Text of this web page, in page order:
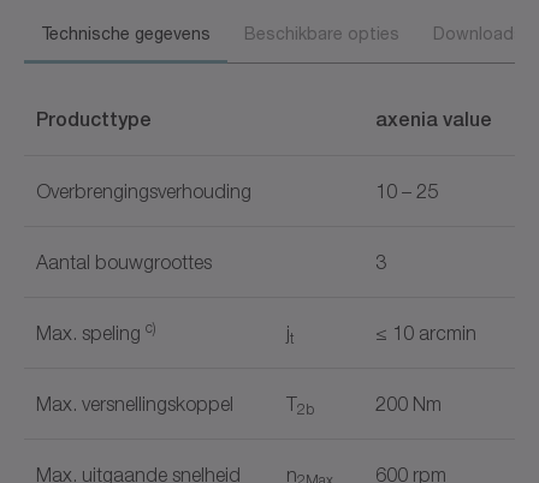
Technische gegevens Beschikbare opties Downloads
Producttype axenia value
Overbrengingsverhouding 10 – 25
Aantal bouwgroottes 3
Max. speling c) jt ≤ 10 arcmin
Max. versnellingskoppel T2b 200 Nm
Max. uitgaande snelheid n2Max 600 rpm